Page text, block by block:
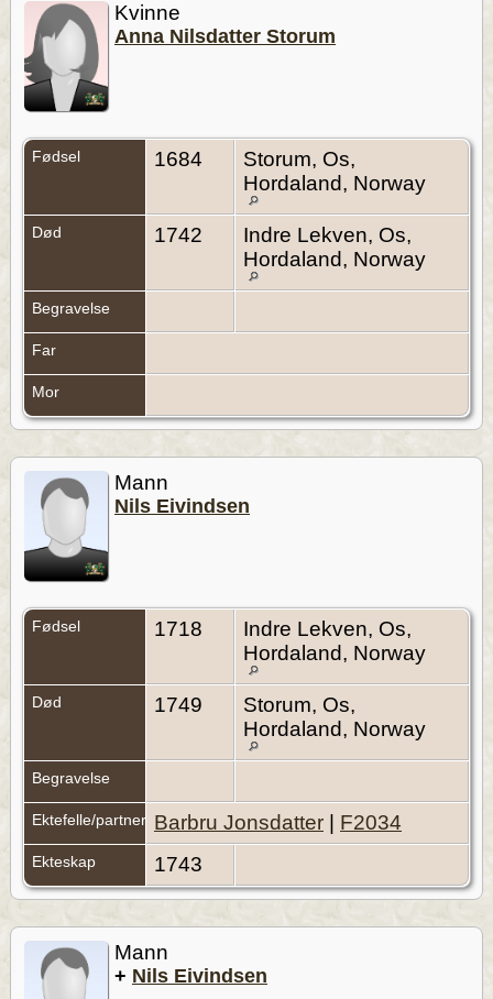
Kvinne
Anna Nilsdatter Storum
Fødsel 1684
Storum, Os,
Hordaland, Norway
Død 1742
Indre Lekven, Os,
Hordaland, Norway
Begravelse
Far
Mor
Mann
Nils Eivindsen
Fødsel 1718
Indre Lekven, Os,
Hordaland, Norway
Død 1749
Storum, Os,
Hordaland, Norway
Begravelse
Ektefelle/partner Barbru Jonsdatter F2034
Ekteskap 1743
Mann
+ Nils Eivindsen